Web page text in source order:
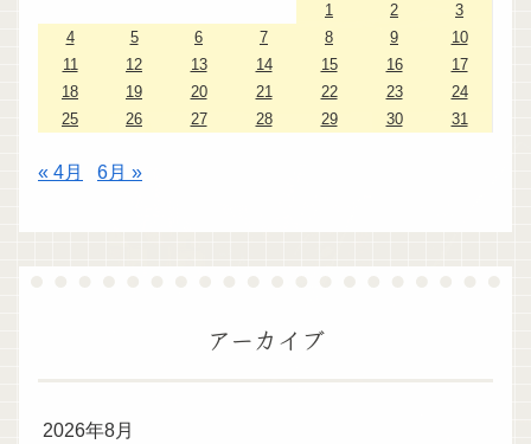
1
2
3
4
5 6 7 8 9
10
11
12 13 14 15 16
17
18
19 20 21 22 23
24
25
26 27 28 29 30 31
« 4月 6月 »
アーカイブ
2026年8月